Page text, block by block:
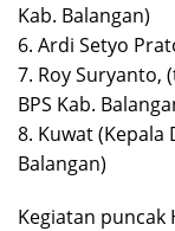
Kab. Balangan)
6. Ardi Setyo
7. Roy Suryanto,
BPS Kab.
8. Kuwat (Kepala
Balangan)
Kegiatan puncak